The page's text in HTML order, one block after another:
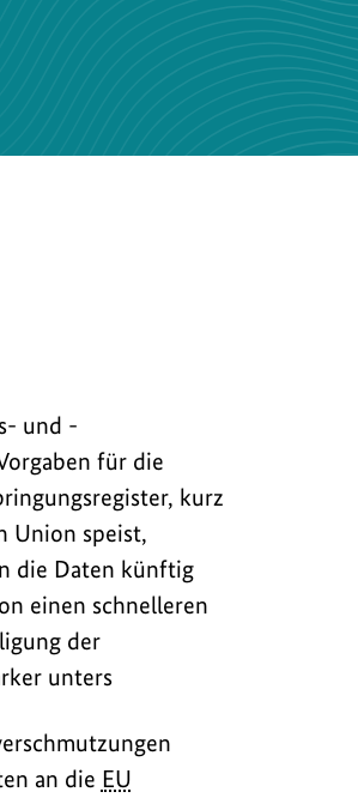
und -
für die
kurz
Union speist,
die Daten künftig
einen schnelleren
der
unters
an die EU